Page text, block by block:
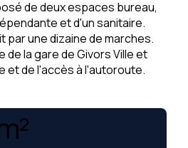
de deux espaces bureau,
et d'un sanitaire.
par une dizaine de marches.
de la gare de Givors Ville et
et de l'accès à l'autoroute.